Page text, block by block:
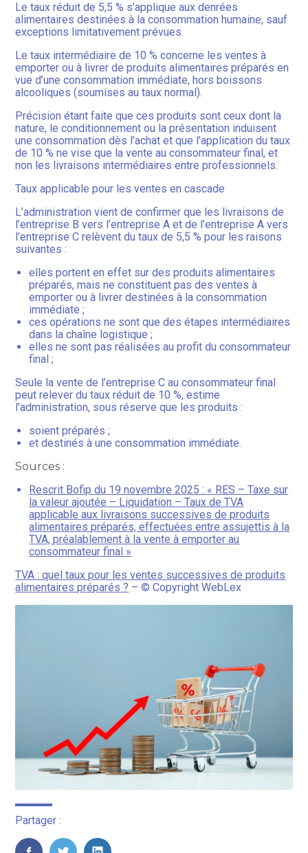
Le taux réduit de 5,5 % s’applique aux denrées
alimentaires destinées à la consommation humaine, sauf
exceptions limitativement prévues.
Le taux intermédiaire de 10 % concerne les ventes à
emporter ou à livrer de produits alimentaires préparés en
vue d’une consommation immédiate, hors boissons
alcooliques (soumises au taux normal).
Précision étant faite que ces produits sont ceux dont la
nature, le conditionnement ou la présentation induisent
une consommation dès l’achat et que l’application du taux
de 10 % ne vise que la vente au consommateur final, et
non les livraisons intermédiaires entre professionnels.
Taux applicable pour les ventes en cascade
L’administration vient de confirmer que les livraisons de
l’entreprise B vers l’entreprise A et de l’entreprise A vers
l’entreprise C relèvent du taux de 5,5 % pour les raisons
suivantes :
elles portent en effet sur des produits alimentaires
préparés, mais ne constituent pas des ventes à
emporter ou à livrer destinées à la consommation
immédiate ;
ces opérations ne sont que des étapes intermédiaires
dans la chaîne logistique ;
elles ne sont pas réalisées au profit du consommateur
final ;
Seule la vente de l’entreprise C au consommateur final
peut relever du taux réduit de 10 %, estime
l’administration, sous réserve que les produits :
soient préparés ;
et destinés à une consommation immédiate.
Sources :
Rescrit Bofip du 19 novembre 2025 : « RES – Taxe sur
la valeur ajoutée – Liquidation – Taux de TVA
applicable aux livraisons successives de produits
alimentaires préparés, effectuées entre assujettis à la
TVA, préalablement à la vente à emporter au
consommateur final »
TVA : quel taux pour les ventes successives de produits
alimentaires préparés ? – © Copyright WebLex
Partager :